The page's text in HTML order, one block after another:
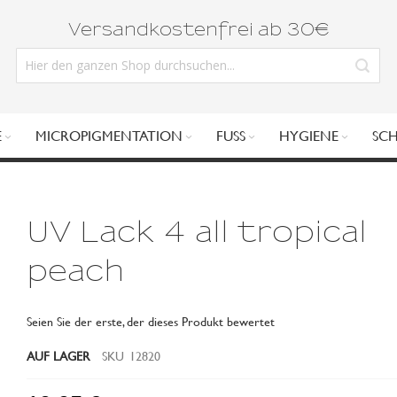
Versandkostenfrei ab 30€
MICROPIGMENTATION FUSS HYGIENE
UV Lack 4 all tropical
peach
Seien Sie der erste, der dieses Produkt bewertet
AUF LAGER
SKU 12820